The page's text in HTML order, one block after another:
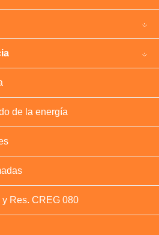
de la energía
y Res. CREG 080